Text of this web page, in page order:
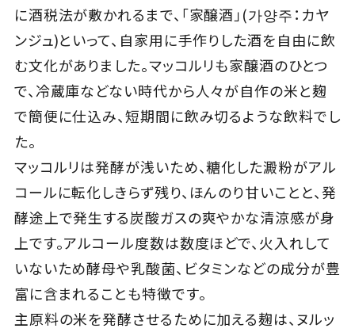
に酒税法が敷かれるまで、「家醸酒」(가양주：カヤ
ンジュ)といって、自家用に手作りした酒を自由に飲
む文化がありました。マッコルリも家醸酒のひとつ
で、冷蔵庫などない時代から人々が自作の米と麹
で簡便に仕込み、短期間に飲み切るような飲料でし
た。
マッコルリは発酵が浅いため、糖化した澱粉がアル
コールに転化しきらず残り、ほんのり甘いことと、発
酵途上で発生する炭酸ガスの爽やかな清涼感が身
上です。アルコール度数は数度ほどで、火入れして
いないため酵母や乳酸菌、ビタミンなどの成分が豊
富に含まれることも特徴です。
主原料の米を発酵させるために加える麹は、ヌルッ